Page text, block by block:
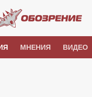
МНЕНИЯ ВИДЕО